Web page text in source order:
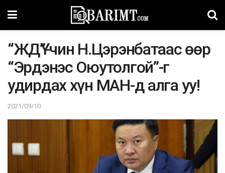
“ЖДҮ”-чин Н.Цэрэнбатаас өөр
“Эрдэнэс Оюутолгой”-г
удирдах хүн МАН-д алга уу!
2021/09/10